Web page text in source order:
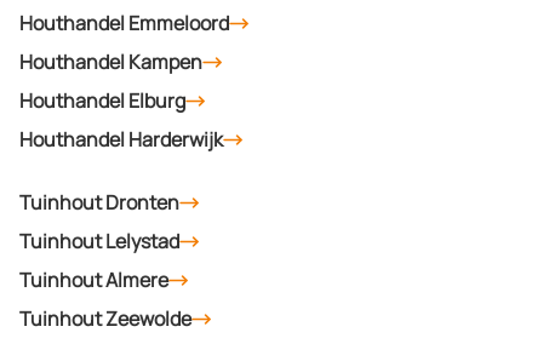
Houthandel Emmeloord
Houthandel Kampen
Houthandel Elburg
Houthandel Harderwijk
Tuinhout Dronten
Tuinhout Lelystad
Tuinhout Almere
Tuinhout Zeewolde